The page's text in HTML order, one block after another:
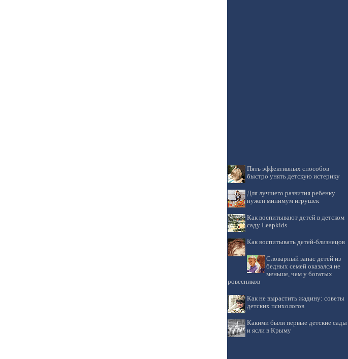
Пять эффективных способов
быстро унять детскую истерику
Для лучшего развития ребенку
нужен минимум игрушек
Как воспитывают детей в детском
саду Leapkids
Как воспитывать детей-близнецов
Словарный запас детей из
бедных семей оказался не
меньше, чем у богатых
ровесников
Как не вырастить жадину: советы
детских психологов
Какими были первые детские сады
и ясли в Крыму